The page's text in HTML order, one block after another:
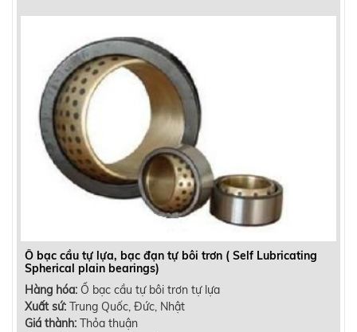
Ổ bạc cầu tự lựa, bạc đạn tự bôi trơn ( Self Lubricating
Spherical plain bearings)
Hàng hóa: Ổ bạc cầu tự bôi trơn tự lựa
Xuất sứ: Trung Quốc, Đức, Nhật
Giá thành: Thỏa thuận